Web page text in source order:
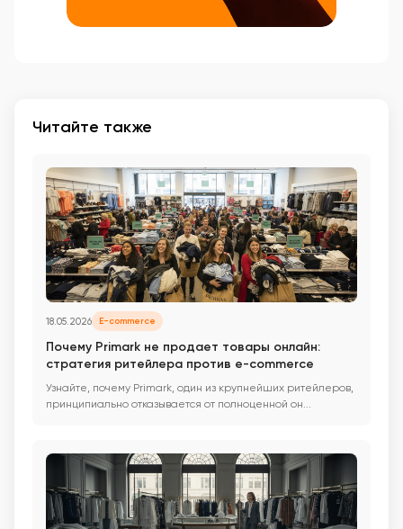
Читайте также
18.05.2026 E-commerce
Почему Primark не продает товары онлайн:
стратегия ритейлера против e-commerce
Узнайте, почему Primark, один из крупнейших ритейлеров,
принципиально отказывается от полноценной он...